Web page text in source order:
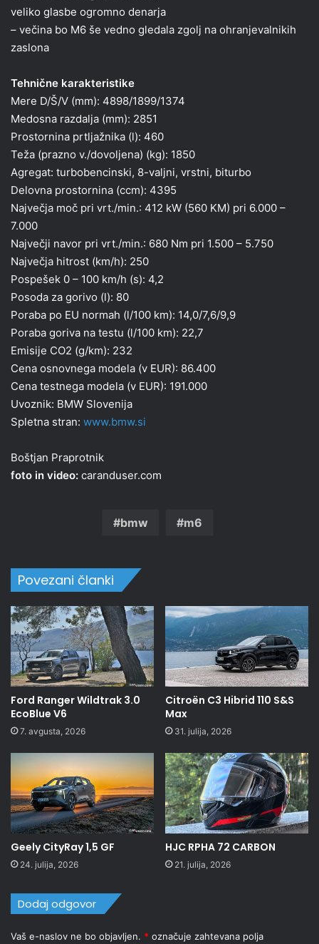
veliko glasbe ogromno denarja
– večina bo M6 še vedno gledala zgolj na ohranjevalnikih
zaslona
Tehnične karakteristike
Mere D/Š/V (mm): 4898/1899/1374
Medosna razdalja (mm): 2851
Prostornina prtljažnika (l): 460
Teža (prazno v./dovoljena) (kg): 1850
Agregat: turbobencinski, 8-valjni, vrstni, biturbo
Delovna prostornina (ccm): 4395
Največja moč pri vrt./min.: 412 kW (560 KM) pri 6.000 –
7.000
Največji navor pri vrt./min.: 680 Nm pri 1.500 – 5.750
Največja hitrost (km/h): 250
Pospešek 0 – 100 km/h (s): 4,2
Posoda za gorivo (l): 80
Poraba po EU normah (l/100 km): 14,0/7,6/9,9
Poraba goriva na testu (l/100 km): 22,7
Emisije CO2 (g/km): 232
Cena osnovnega modela (v EUR): 86.400
Cena testnega modela (v EUR): 191.000
Uvoznik: BMW Slovenija
Spletna stran: www.bmw.si
Boštjan Praprotnik
foto in video: caranduser.com
bmw m6
Povezani članki
Ford Ranger Wildtrak 3.0
EcoBlue V6
7. avgusta, 2026
Citroën C3 Hibrid 110 S&S
Max
31. julija, 2026
Geely CityRay 1,5 GF
24. julija, 2026
HJC RPHA 72 CARBON
21. julija, 2026
Dodaj odgovor
Vaš e-naslov ne bo objavljen. * označuje zahtevana polja